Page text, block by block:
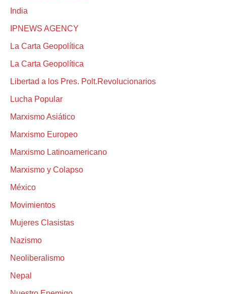
India
IPNEWS AGENCY
La Carta Geopolítica
La Carta Geopolítica
Libertad a los Pres. Polt.Revolucionarios
Lucha Popular
Marxismo Asiático
Marxismo Europeo
Marxismo Latinoamericano
Marxismo y Colapso
México
Movimientos
Mujeres Clasistas
Nazismo
Neoliberalismo
Nepal